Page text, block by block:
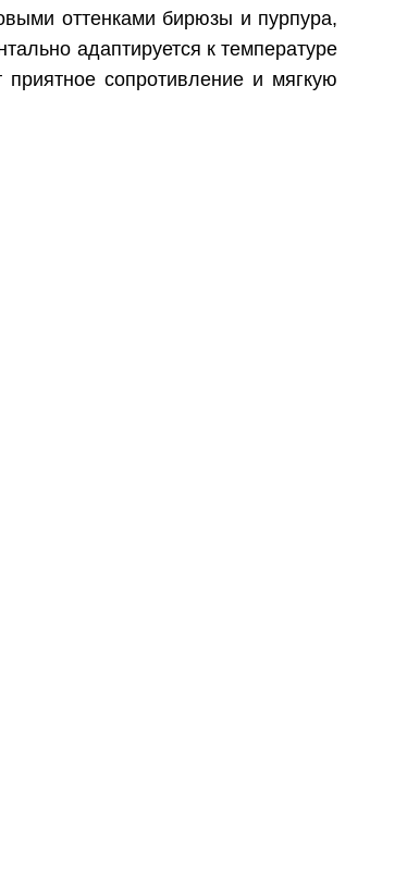
оттенками бирюзы и пурпура,
адаптируется к температуре
сопротивление и мягкую